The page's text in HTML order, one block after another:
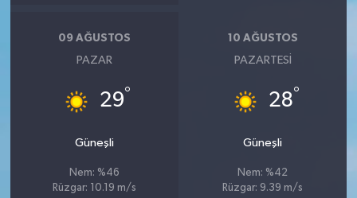
09 AĞUSTOS
PAZAR
29°
Güneşli
Nem: %46
Rüzgar: 10.19 m/s
10 AĞUSTOS
PAZARTESI
28°
Güneşli
Nem: %42
Rüzgar: 9.39 m/s